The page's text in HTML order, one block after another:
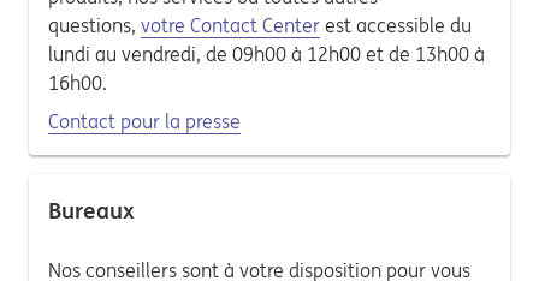
questions, votre Contact Center est accessible du
lundi au vendredi, de 09h00 à 12h00 et de 13h00 à
16h00.
Contact pour la presse
Bureaux
Nos conseillers sont à votre disposition pour vous